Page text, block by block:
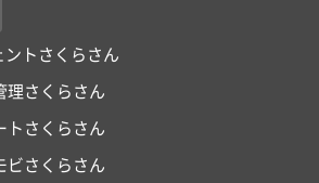
ントさくらさん
理さくらさん
トさくらさん
ビさくらさん